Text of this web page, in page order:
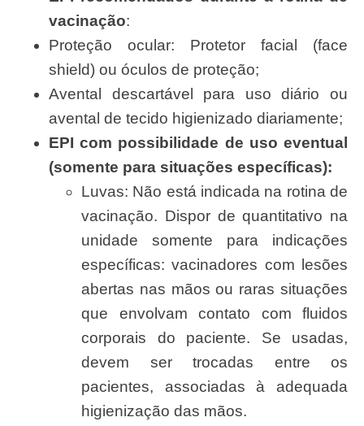
vacinação:
Proteção ocular: Protetor facial (face
shield) ou óculos de proteção;
Avental descartável para uso diário ou
avental de tecido higienizado diariamente;
EPI com possibilidade de uso eventual
(somente para situações específicas):
Luvas: Não está indicada na rotina de
vacinação. Dispor de quantitativo na
unidade somente para indicações
específicas: vacinadores com lesões
abertas nas mãos ou raras situações
que envolvam contato com fluidos
corporais do paciente. Se usadas,
devem ser trocadas entre os
pacientes, associadas à adequada
higienização das mãos.